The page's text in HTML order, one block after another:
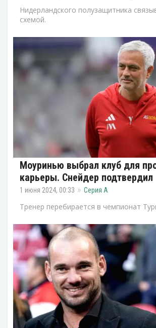
Нидерландского полузащитника
схемой.
Моуринью выбрал клуб для
карьеры. Снейдер подтвердил
1 июня 2024, 00:33 Серия А
Тренер перебирается в чемпионат